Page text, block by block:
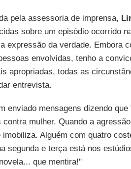
pela assessoria de imprensa,
sobre um episódio ocorrido
expressão da verdade. Embora
envolvidas, tenho a
apropriadas, todas as
entrevista.
enviado mensagens dizendo
mulher. Quando a
Alguém com quatro
segunda e terça está nos
que mentira!"